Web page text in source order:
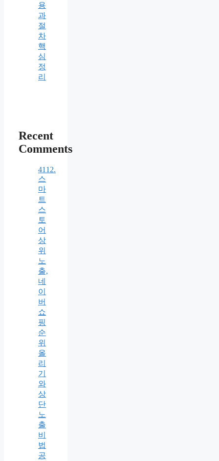
용
과
절
차
핵
심
정
리
Recent
Comments
4112.
스
마
트
스
토
어
상
위
노
출,
네
이
버
쇼
핑
순
위
올
리
기
와
상
단
노
출
비
법
공